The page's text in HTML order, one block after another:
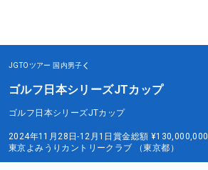
JGTOツアー 国内男子
ゴルフ日本シリーズJTカップ
ゴルフ日本シリーズJTカップ
2024年11月28日-12月1日 賞金総額 ¥130,000,000
東京よみうりカントリークラブ （東京都）